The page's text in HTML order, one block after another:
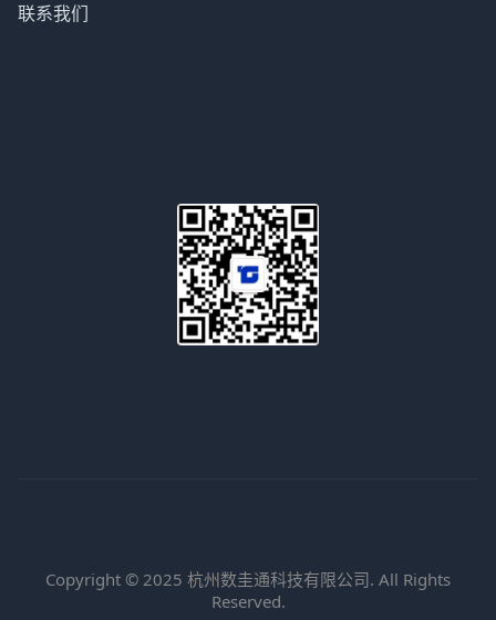
联系我们
Copyright © 2025 杭州数圭通科技有限公司. All Rights
Reserved.